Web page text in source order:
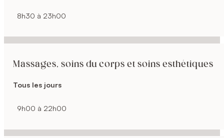
8h30 à 23h00
Massages, soins du corps et soins esthétiques
Tous les jours
9h00 à 22h00